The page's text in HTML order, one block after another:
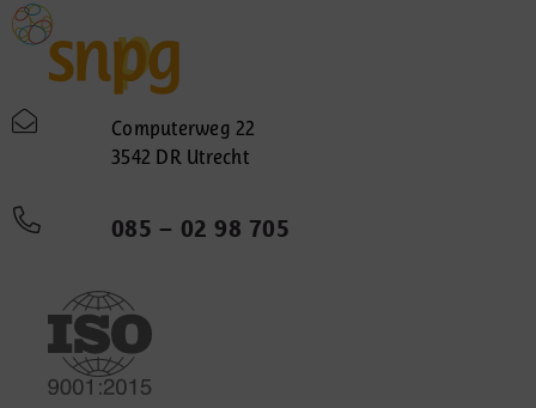
Computerweg 22
3542 DR Utrecht
085 – 02 98 705